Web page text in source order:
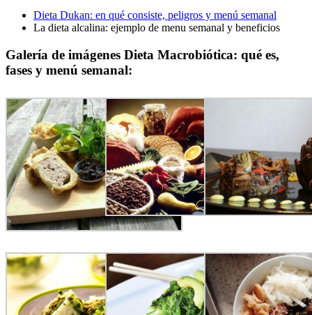
Dieta Dukan: en qué consiste, peligros y menú semanal
La dieta alcalina: ejemplo de menu semanal y beneficios
Galería de imágenes Dieta Macrobiótica: qué es,
fases y menú semanal: